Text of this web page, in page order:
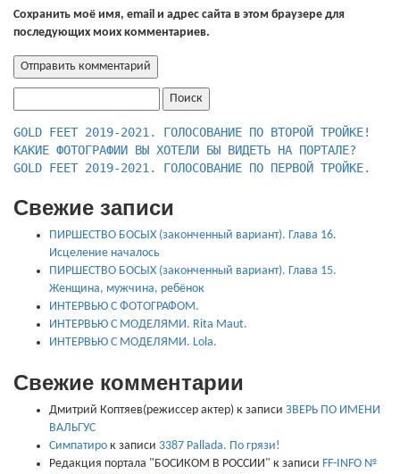
Сохранить моё имя, email и адрес сайта в этом браузере для
последующих моих комментариев.
КАКИЕ ФОТОГРАФИИ ВЫ ХОТЕЛИ БЫ ВИДЕТЬ НА ПОРТАЛЕ?
GOLD FEET 2019-2021. ГОЛОСОВАНИЕ ПО ПЕРВОЙ ТРОЙКЕ.
Свежие записи
ПИРШЕСТВО БОСЫХ (законченный вариант). Глава 16.
Исцеление началось
ПИРШЕСТВО БОСЫХ (законченный вариант). Глава 15.
Женщина, мужчина, ребёнок
ИНТЕРВЬЮ С ФОТОГРАФОМ.
ИНТЕРВЬЮ С МОДЕЛЯМИ. Rita Maut.
ИНТЕРВЬЮ С МОДЕЛЯМИ. Lola.
Свежие комментарии
Дмитрий Коптяев(режиссер актер) к записи ЗВЕРЬ ПО ИМЕНИ
ВАЛЬГУС
Симпатиро к записи 3387 Pallada. По грязи!
Редакция портала "БОСИКОМ В РОССИИ" к записи FF-INFO №